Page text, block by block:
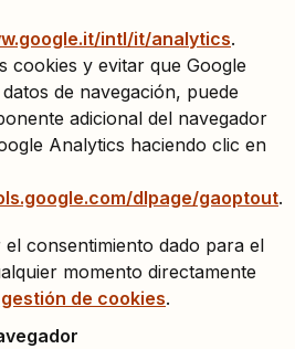
intl/it/analytics.
cookies y evitar que Google
de navegación, puede
adicional del navegador
Analytics haciendo clic en
dlpage/gaoptout.
consentimiento dado para el
momento directamente
de cookies.